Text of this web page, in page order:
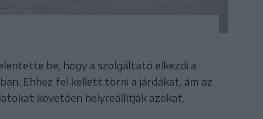
be, hogy a szolgáltató elkezdi a
Ehhez fel kellett törni a járdákat, ám az
követően helyreállítják azokat.